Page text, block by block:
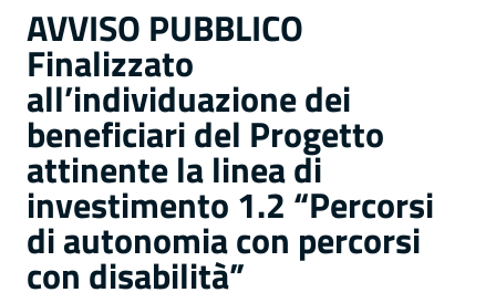
AVVISO PUBBLICO
Finalizzato
all’individuazione dei
beneficiari del Progetto
attinente la linea di
investimento 1.2 “Percorsi
di autonomia con percorsi
con disabilità”